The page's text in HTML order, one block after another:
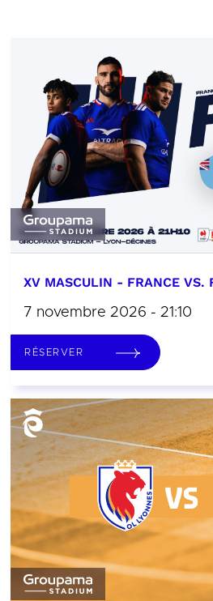
XV MASCULIN - FRANCE VS.
7 novembre 2026 - 21:10
RÉSERVER